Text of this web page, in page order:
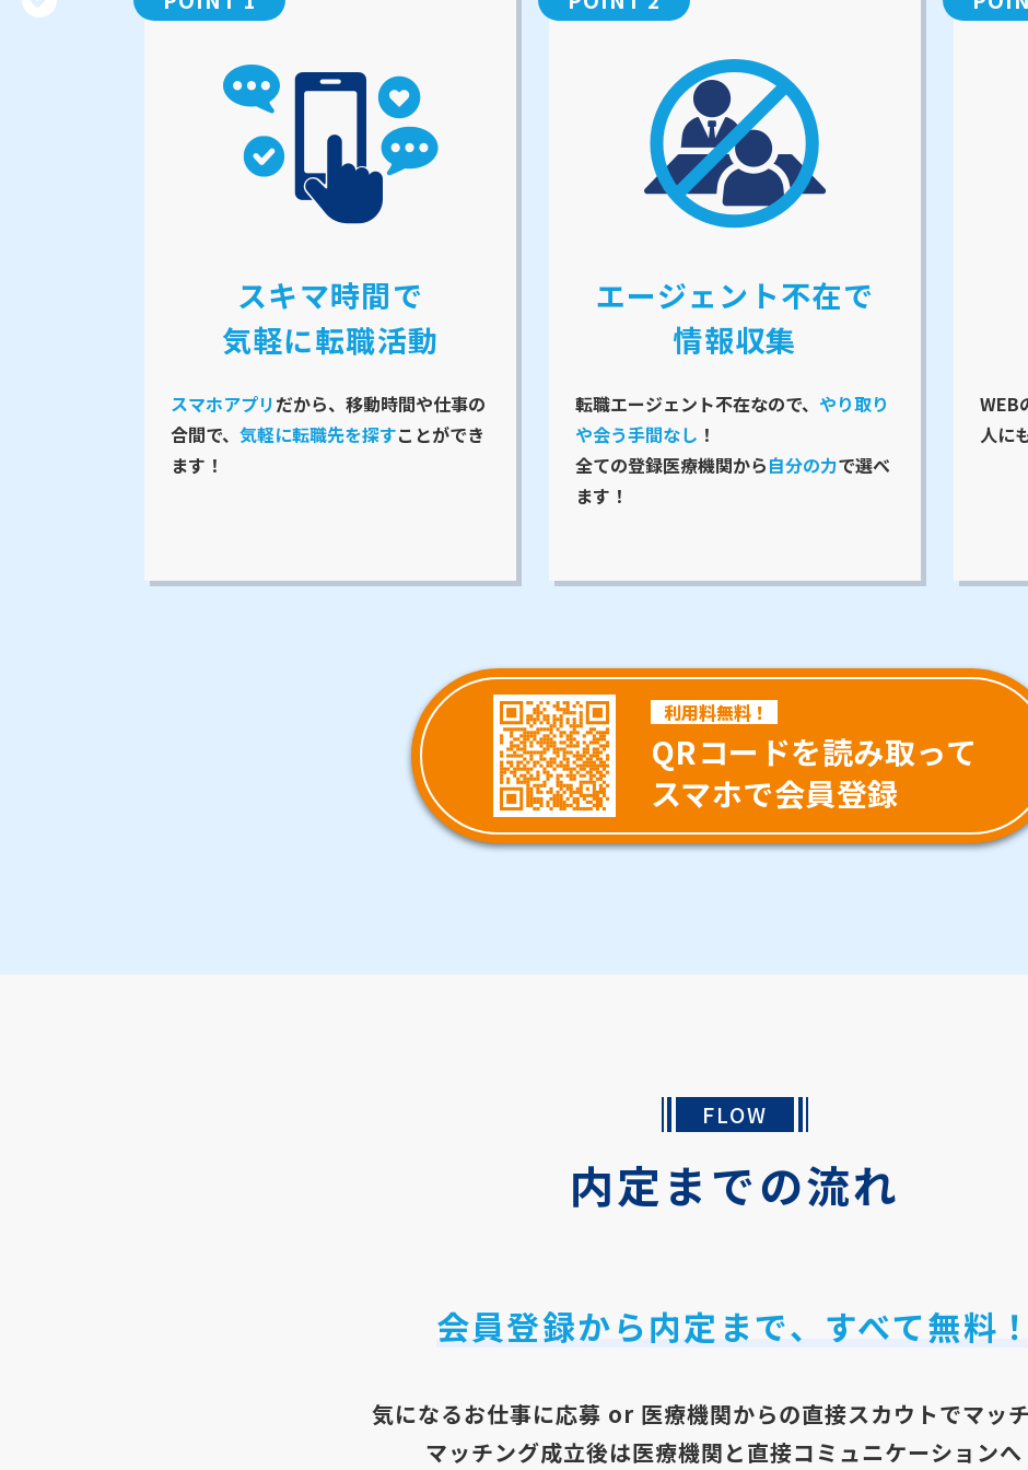
スキマ時間で
気軽に転職活動
スマホアプリだから、移動時間や仕事の
合間で、 気軽に転職先を探すことができ
ます！
エージェント不在で
情報収集
転職エージェント不在なので、 やり取り
や会う手間なし ！
全ての登録医療機関から自分の力で選べ
ます！
WEB
人に
利用料無料！
QRコードを読み取って
スマホで会員登録
FLOW
内定までの流れ
会員登録から内定まで、 すべて無料！
気になるお仕事に応募 or 医療機関からの直接スカウトでマッチ
マッチング成立後は医療機関と直接コミュニケーションへ